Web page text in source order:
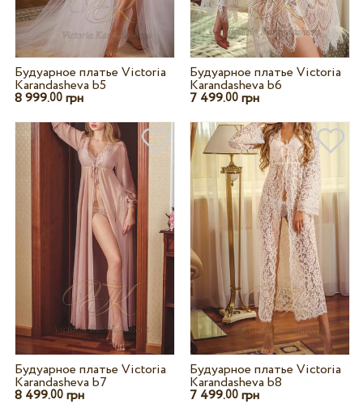
Будуарное платье Victoria
Karandasheva b5
8 999.00грн
Будуарное платье Victoria
Karandasheva b6
7 499.00 грн
Будуарное платье Victoria
Karandasheva b7
8 499.00грн
Будуарное платье Victoria
Karandasheva b8
7 499.00 грн